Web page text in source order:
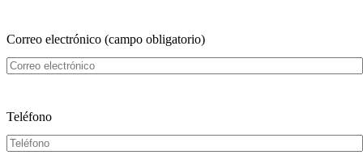
Correo electrónico (campo obligatorio)
Teléfono